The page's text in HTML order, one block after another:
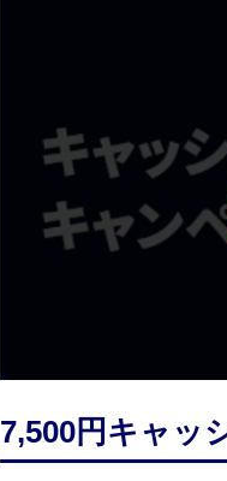
7,500円キャッ